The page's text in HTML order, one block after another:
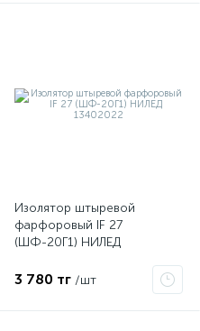
Изолятор штыревой
фарфоровый IF 27
(ШФ-20Г1) НИЛЕД
3 780 тг /шт